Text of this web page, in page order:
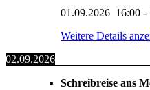
01.09.2026 16:00 -
Weitere Details
02.09.2026
Schreibreise ans